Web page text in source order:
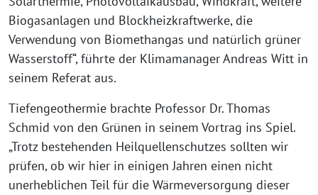
Biogasanlagen und Blockheizkraftwerke, die
Verwendung von Biomethangas und natürlich grüner
Wasserstoff“, führte der Klimamanager Andreas Witt in
seinem Referat aus.
Tiefengeothermie brachte Professor Dr. Thomas
Schmid von den Grünen in seinem Vortrag ins Spiel.
„Trotz bestehenden Heilquellenschutzes sollten wir
prüfen, ob wir hier in einigen Jahren einen nicht
unerheblichen Teil für die Wärmeversorgung dieser